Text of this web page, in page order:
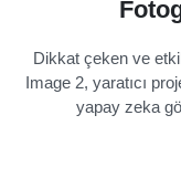
Dikkat çeken ve
Image 2, yaratıcı
yapay zeka